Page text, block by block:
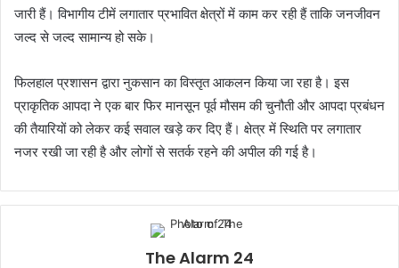
जारी हैं। विभागीय टीमें लगातार प्रभावित क्षेत्रों में काम कर रही हैं ताकि जनजीवन
जल्द से जल्द सामान्य हो सके।
फिलहाल प्रशासन द्वारा नुकसान का विस्तृत आकलन किया जा रहा है। इस
प्राकृतिक आपदा ने एक बार फिर मानसून पूर्व मौसम की चुनौती और आपदा प्रबंधन
की तैयारियों को लेकर कई सवाल खड़े कर दिए हैं। क्षेत्र में स्थिति पर लगातार
नजर रखी जा रही है और लोगों से सतर्क रहने की अपील की गई है।
The Alarm 24